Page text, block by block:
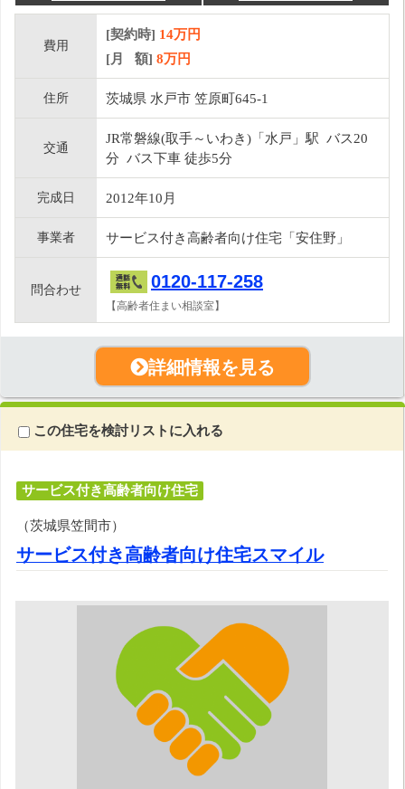
費用
[契約時] 14万円
[月 額] 8万円
住所 茨城県 水戸市 笠原町645-1
交通
JR常磐線(取手～いわき)「水戸」駅 バス20
分 バス下車 徒歩5分
完成日 2012年10月
事業者 サービス付き高齢者向け住宅「安住野」
問合わせ 0120-117-258
【高齢者住まい相談室】
詳細情報を見る
この住宅を検討リストに入れる
サービス付き高齢者向け住宅
（茨城県笠間市）
サービス付き高齢者向け住宅スマイル